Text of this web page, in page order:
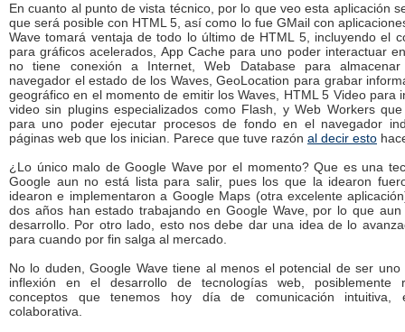
En cuanto al punto de vista técnico, por lo que veo esta aplicación
que será posible con HTML 5, así como lo fue GMail con
Wave tomará ventaja de todo lo último de HTML 5, incluyendo el
para gráficos acelerados, App Cache para uno poder interactuar
no tiene conexión a Internet, Web Database para
navegador el estado de los Waves, GeoLocation para grabar
geográfico en el momento de emitir los Waves, HTML 5 Video para
video sin plugins especializados como Flash, y Web Workers
para uno poder ejecutar procesos de fondo en el navegador
páginas web que los inician. Parece que tuve razón al decir esto
¿Lo único malo de Google Wave por el momento? Que es una
Google aun no está lista para salir, pues los que la idearon
idearon e implementaron a Google Maps (otra excelente
dos años han estado trabajando en Google Wave, por lo que
desarrollo. Por otro lado, esto nos debe dar una idea de lo
para cuando por fin salga al mercado.
No lo duden, Google Wave tiene al menos el potencial de ser
inflexión en el desarrollo de tecnologías web, posiblemente
conceptos que tenemos hoy día de comunicación
colaborativa.